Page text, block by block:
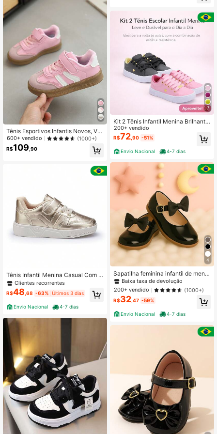
Tênis Esportivos Infantis Novos, Ver
sáteis, Antiderrapantes, Tênis de Co
rrida para Crianças Pequenas e Me
ninos Pequenos, Sola Macia, Tênis
600+ vendido (1000+)
R$109 ,90
Tênis Infantil Menina Casual Com C
arrapicho Dourado Super Confortáv
el e Leve
Clientes recorrentes
R$48 ,68 -63% Últimos 3 dias
Envio Nacional 4-7 dias
7
Kit 2 Tênis Infantil Menina Brilhante
– Charme, Conforto e Ajuste Seguro
| Pronta Entrega
200+ vendido
R$72 ,90 -51%
Envio Nacional 4-7 dias
4
Sapatilha feminina infantil de menin
a do 20 ao 34 direto da fabrica Brilh
o
Baixa taxa de devolução
200+ vendido
(1000+)
R$32 ,47 -59%
Envio Nacional 4-7 dias